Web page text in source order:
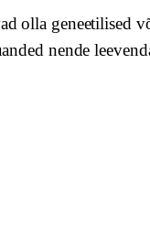
olla geneetilised
nende